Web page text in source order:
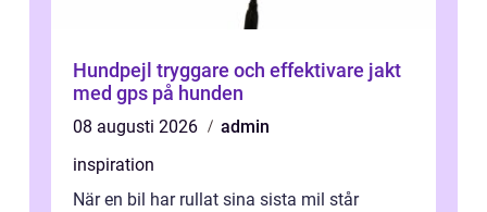
Hundpejl tryggare och effektivare jakt
med gps på hunden
08 augusti 2026
admin
inspiration
När en bil har rullat sina sista mil står